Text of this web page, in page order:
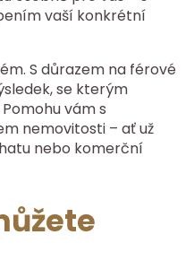
vaší konkrétní
S důrazem na férové
se kterým
vám s
nemovitosti – ať už
nebo komerční